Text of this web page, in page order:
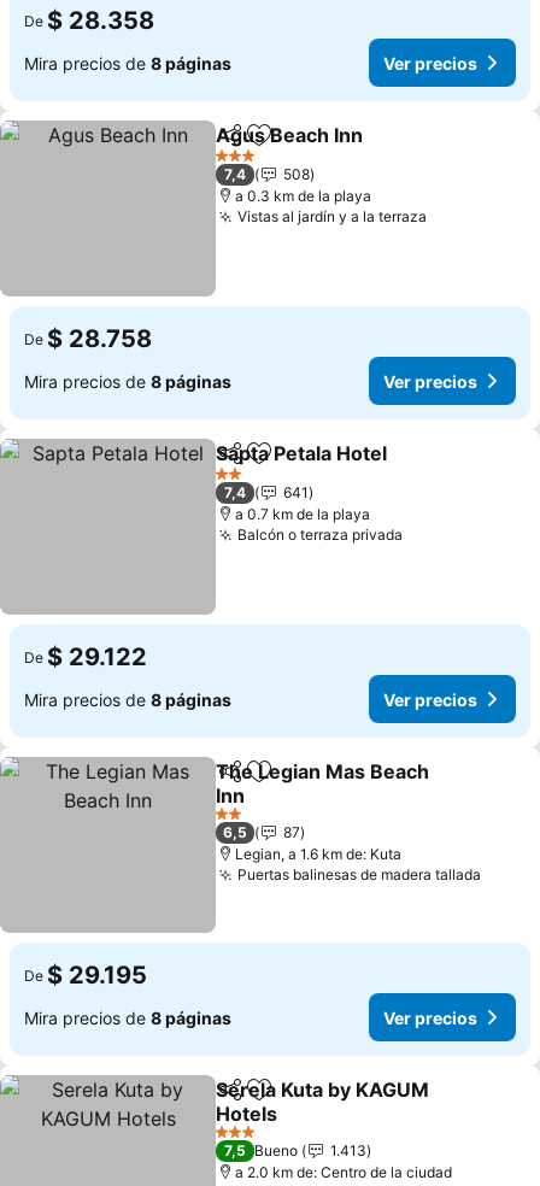
De $ 28.358
Mira precios de 8 páginas Ver precios
CompartirAgregar a favoritos
Agus Beach Inn
3 Estrellas
7,4
508
a 0.3 km de la playa
Vistas al jardín y a la terraza
De $ 28.758
Mira precios de 8 páginas Ver precios
CompartirAgregar a favoritos
Sapta Petala Hotel
2 Estrellas
7,4
641
a 0.7 km de la playa
Balcón o terraza privada
De $ 29.122
Mira precios de 8 páginas Ver precios
Compartir
Agregar a favoritos
The Legian Mas Beach
Inn
2 Estrellas
6,5
87
Legian, a 1.6 km de: Kuta
Puertas balinesas de madera tallada
De $ 29.195
Mira precios de 8 páginas Ver precios
CompartirAgregar a favoritos
Serela Kuta by KAGUM
Hotels
3 Estrellas
7,5 Bueno
1.413
a 2.0 km de: Centro de la ciudad